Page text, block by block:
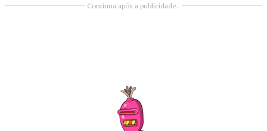
Continua após a publicidade..